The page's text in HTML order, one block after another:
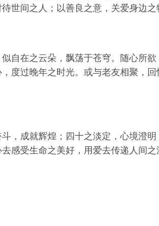
世间之人；以善良之意，关爱身边之
自在之云朵，飘荡于苍穹。随心所
度过晚年之时光。或与老友相聚，
，成就辉煌；四十之淡定，心境澄
感受生命之美好，用爱去传递人间